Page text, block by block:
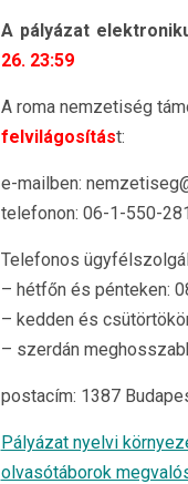
A pályázat
26. 23:59
A roma nemzetiség
felvilágosítást:
e-mailben:
telefonon: 06-1-550-
Telefonos
– hétfőn és pénteken:
– kedden és
– szerdán
postacím: 1387
Pályázat nyelvi
olvasótáborok